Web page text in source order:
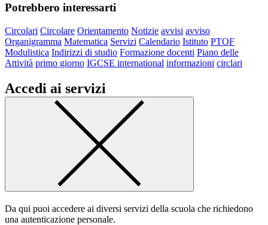
Potrebbero interessarti
Circolari Circolare Orientamento Notizie avvisi avviso
Organigramma Matematica Servizi Calendario Istituto PTOF
Modulistica Indirizzi di studio Formazione docenti Piano delle
Attività primo giorno IGCSE international informazioni circlari
Accedi ai servizi
Da qui puoi accedere ai diversi servizi della scuola che richiedono
una autenticazione personale.